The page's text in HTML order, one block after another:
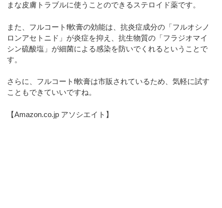
まな皮膚トラブルに使うことのできるステロイド薬です。
また、フルコートf軟膏の効能は、抗炎症成分の「フルオシノ
ロンアセトニド」が炎症を抑え、抗生物質の「フラジオマイ
シン硫酸塩」が細菌による感染を防いでくれるということで
す。
さらに、フルコートf軟膏は市販されているため、気軽に試す
こともできていいですね。
【Amazon.co.jp アソシエイト】